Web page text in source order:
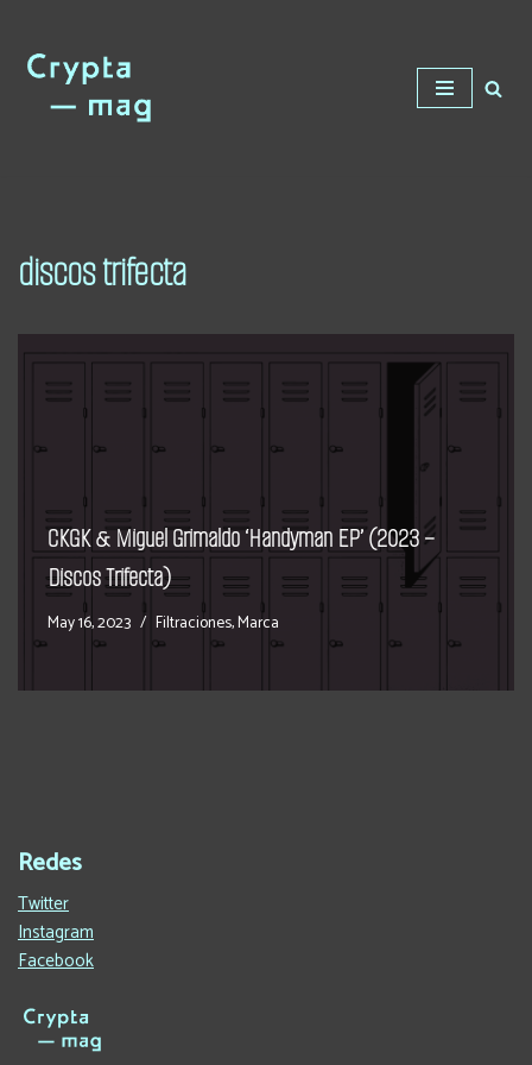
Saltar
contenido
discos trifecta
CKGK & Miguel Grimaldo ‘Handyman EP’ (2023 –
Discos Trifecta)
May 16, 2023 Filtraciones,Marca
Redes
Twitter
Instagram
Facebook